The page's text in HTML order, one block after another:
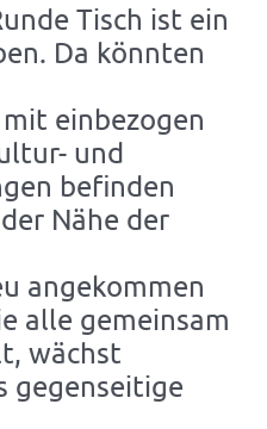
Tisch ist ein
Da könnten
einbezogen
und
befinden
Nähe der
angekommen
alle gemeinsam
wächst
gegenseitige